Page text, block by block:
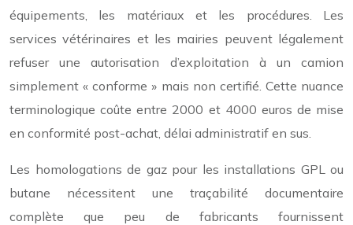
équipements, les matériaux et les procédures. Les
services vétérinaires et les mairies peuvent légalement
refuser une autorisation d’exploitation à un camion
simplement « conforme » mais non certifié. Cette nuance
terminologique coûte entre 2000 et 4000 euros de mise
en conformité post-achat, délai administratif en sus.
Les homologations de gaz pour les installations GPL ou
butane nécessitent une traçabilité documentaire
complète que peu de fabricants fournissent